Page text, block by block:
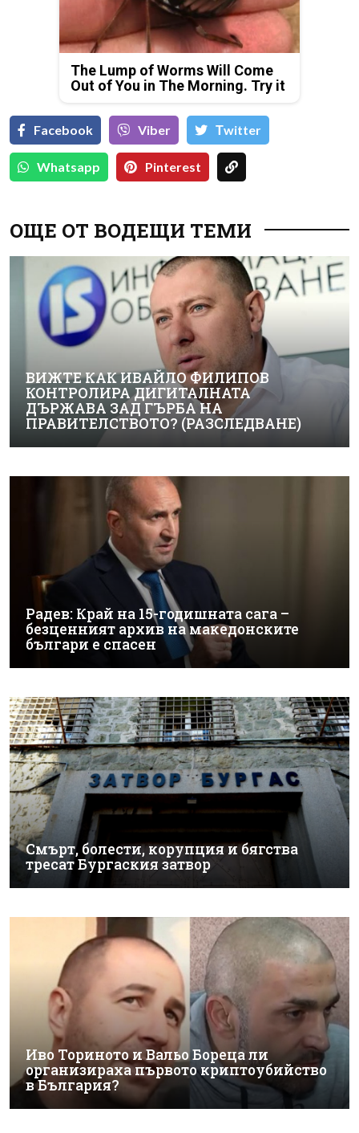
The Lump of Worms Will Come
Out of You in The Morning. Try it
Facebook Viber Тwitter
Whatsapp Pinterest
ОЩЕ ОТ ВОДЕЩИ ТЕМИ
ВИЖТЕ КАК ИВАЙЛО ФИЛИПОВ
КОНТРОЛИРА ДИГИТАЛНАТА
ДЪРЖАВА ЗАД ГЪРБА НА
ПРАВИТЕЛСТВОТО? (РАЗСЛЕДВАНЕ)
Радев: Край на 15-годишната сага –
безценният архив на македонските
българи е спасен
Смърт, болести, корупция и бягства
тресат Бургаския затвор
Иво Ториното и Вальо Бореца ли
организираха първото криптоубийство
в България?